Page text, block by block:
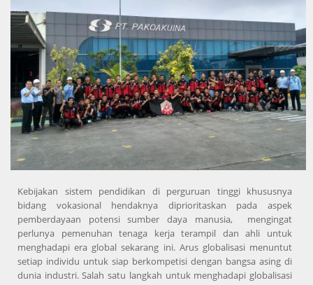
Kebijakan sistem pendidikan di perguruan tinggi khususnya
bidang vokasional hendaknya diprioritaskan pada aspek
pemberdayaan potensi sumber daya manusia, mengingat
perlunya pemenuhan tenaga kerja terampil dan ahli untuk
menghadapi era global sekarang ini. Arus globalisasi menuntut
setiap individu untuk siap berkompetisi dengan bangsa asing di
dunia industri. Salah satu langkah untuk menghadapi globalisasi